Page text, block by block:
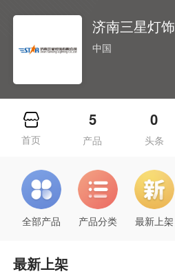
济南三星灯饰
中国
首页
5
产品
0
头条
全部产品 产品分类 最新上架
最新上架